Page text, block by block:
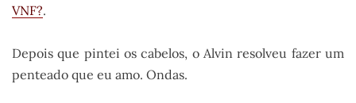
VNF?.
Depois que pintei os cabelos, o Alvin resolveu fazer um
penteado que eu amo. Ondas.